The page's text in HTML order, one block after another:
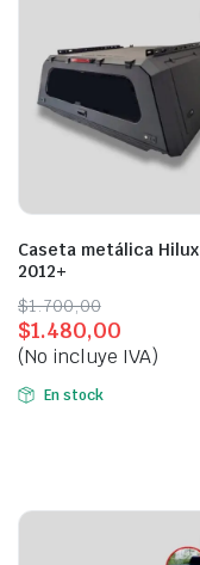
Caseta metálica Hilux
2012+
$1.700,00
Original
price
was:
$1.700,00.
$1.480,00
Current
price
is:
$1.480,00.
(No incluye IVA)
En stock